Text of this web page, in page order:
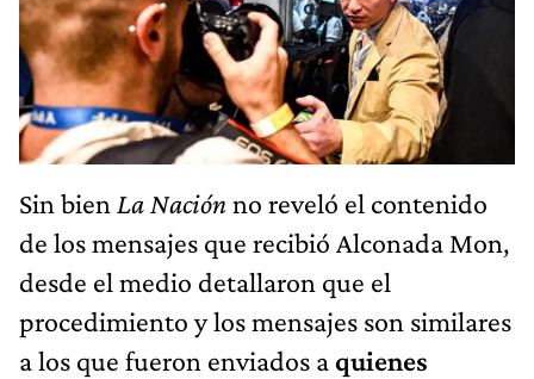
Sin bienLa Naciónno reveló el contenido
de los mensajes que recibió Alconada Mon,
desde el medio detallaron que el
procedimiento y los mensajes son similares
a los que fueron enviados a quienes